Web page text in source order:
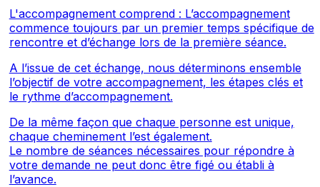
L'accompagnement comprend : L’accompagnement
commence toujours par un premier temps spécifique de
rencontre et d’échange lors de la première séance.
A l’issue de cet échange, nous déterminons ensemble
l’objectif de votre accompagnement, les étapes clés et
le rythme d’accompagnement.
De la même façon que chaque personne est unique,
chaque cheminement l’est également.
Le nombre de séances nécessaires pour répondre à
votre demande ne peut donc être figé ou établi à
l’avance.